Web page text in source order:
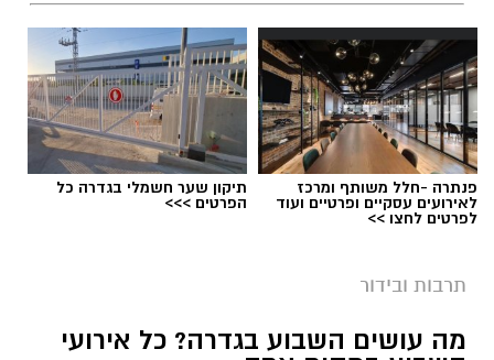
פנתרה -חלל משותף ומרכז
לאירועים עסקיים ופרטיים ועוד
לפרטים לחצו >>
תיקון שער חשמלי בגדרה כל
הפרטים >>>
תרבות ובידור
מה עושים השבוע בגדרה? כל אירועי